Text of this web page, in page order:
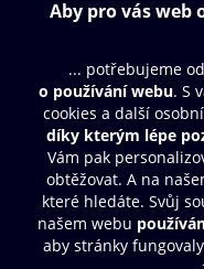
Obsah ke stažení
Moje O2 Knihovna
Další zábava
© O2 Czech Republic a.s.